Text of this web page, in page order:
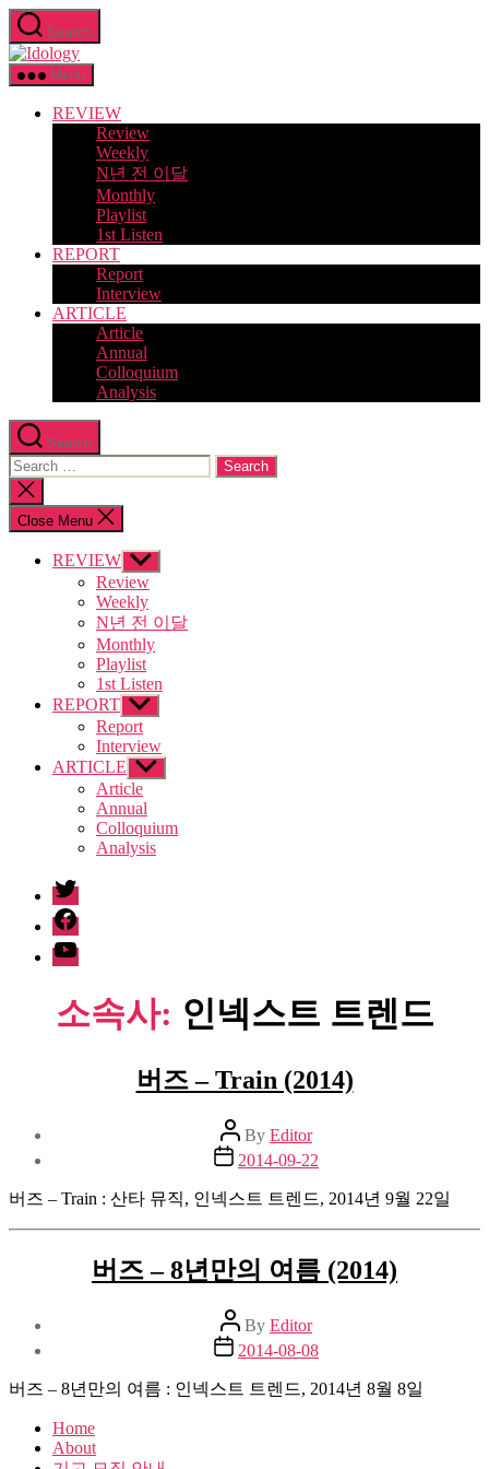
Skip
to
the
content
Search
Idology
Menu
REVIEW
Review
Weekly
N년 전 이달
Monthly
Playlist
1st Listen
REPORT
Report
Interview
ARTICLE
Article
Annual
Colloquium
Analysis
Search
Search
for:
Close
search
Close Menu
REVIEW Show
sub
menu
Review
Weekly
N년 전 이달
Monthly
Playlist
1st Listen
REPORT Show
sub
menu
Report
Interview
ARTICLE Show
sub
menu
Article
Annual
Colloquium
Analysis
twitter
facebook
Youtube
소속사: 인넥스트 트렌드
버즈 – Train (2014)
Post
author
By Editor
Post
date
2014-09-22
버즈 – Train : 산타 뮤직, 인넥스트 트렌드, 2014년 9월 22일
버즈 – 8년만의 여름 (2014)
Post
author
By Editor
Post
date
2014-08-08
버즈 – 8년만의 여름 : 인넥스트 트렌드, 2014년 8월 8일
Home
About